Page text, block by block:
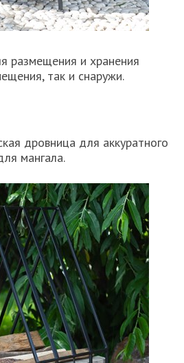
размещения и хранения
так и снаружи.
дровница для аккуратного
мангала.